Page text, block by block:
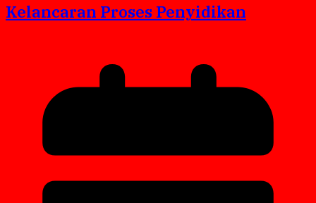
Kelancaran Proses Penyidikan